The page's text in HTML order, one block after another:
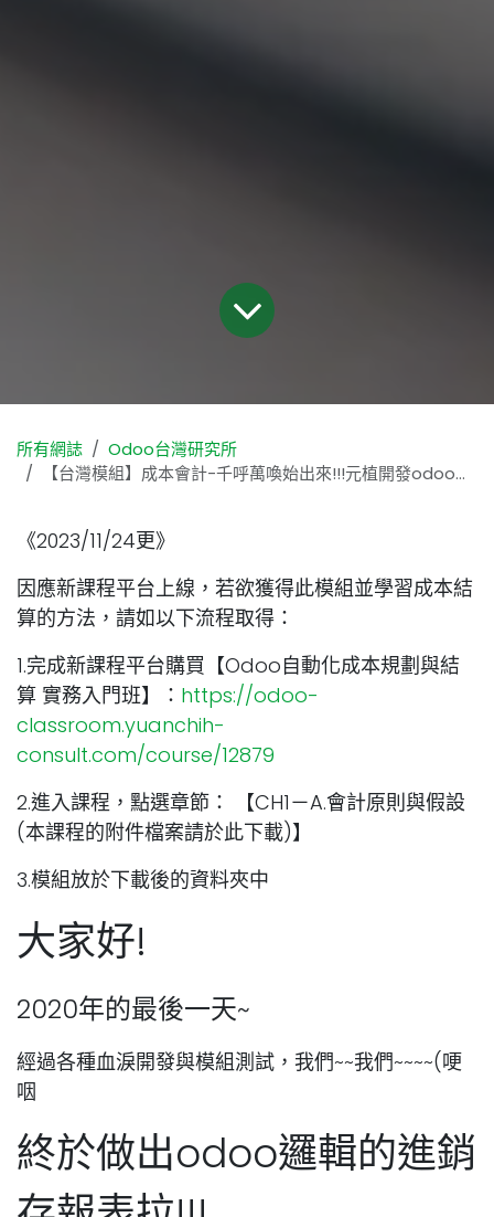
所有網誌
Odoo台灣研究所
【台灣模組】成本會計-千呼萬喚始出來!!!元植開發odoo台灣進銷存報表來了!
《2023/11/24更》
因應新課程平台上線，若欲獲得此模組並學習成本結
算的方法，請如以下流程取得：
1.完成新課程平台購買【Odoo自動化成本規劃與結
算 實務入門班】： https://odoo-
classroom.yuanchih-
consult.com/course/12879
2.進入課程，點選章節： 【CH1－A.會計原則與假設
(本課程的附件檔案請於此下載)】
3.模組放於下載後的資料夾中
大家好!
2020年的最後一天~
經過各種血淚開發與模組測試，我們~~我們~~~~(哽
咽
終於做出odoo邏輯的進銷